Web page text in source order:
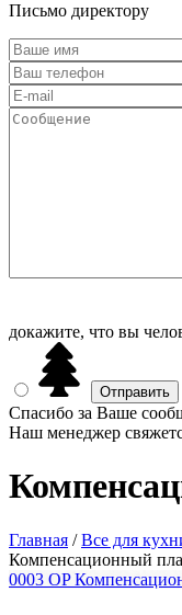
Письмо директору
докажите, что вы
Спасибо за Ваше
Наш менеджер
Главная /Все для
Компенсационный
0003 OP